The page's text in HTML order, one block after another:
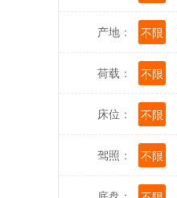
产地： 不限
荷载： 不限
床位： 不限
驾照： 不限